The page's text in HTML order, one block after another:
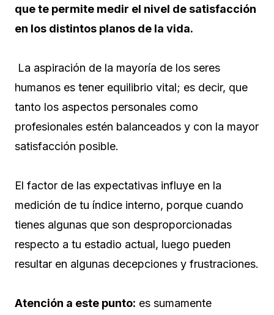
que te permite medir el nivel de satisfacción
en los distintos planos de la vida.
La aspiración de la mayoría de los seres
humanos es tener equilibrio vital; es decir, que
tanto los aspectos personales como
profesionales estén balanceados y con la mayor
satisfacción posible.
El factor de las expectativas influye en la
medición de tu índice interno, porque cuando
tienes algunas que son desproporcionadas
respecto a tu estadio actual, luego pueden
resultar en algunas decepciones y frustraciones.
Atención a este punto: es sumamente